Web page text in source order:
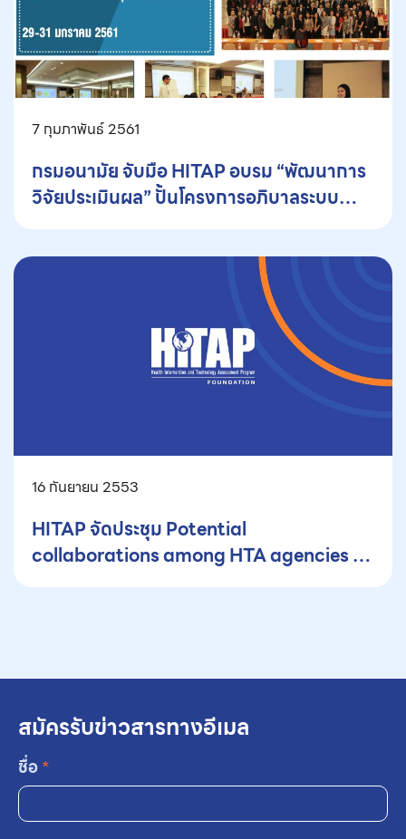
7 กุมภาพันธ์ 2561
กรมอนามัย จับมือ HITAP อบรม “พัฒนาการ
วิจัยประเมินผล” ปั้นโครงการอภิบาลระบบ
16 กันยายน 2553
HITAP จัดประชุม Potential
collaborations among HTA agencies in
สมัครรับข่าวสารทางอีเมล
ชื่อ*